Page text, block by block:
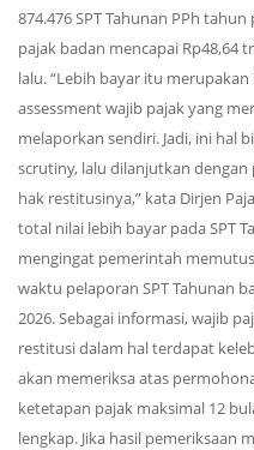
874.476 SPT Tahunan PPh
pajak badan mencapai Rp48,64
lalu. “Lebih bayar itu
assessment wajib pajak yang
melaporkan sendiri. Jadi, ini hal
scrutiny, lalu dilanjutkan
hak restitusinya,” kata Dirjen
total nilai lebih bayar pada SPT
mengingat pemerintah
waktu pelaporan SPT Tahunan
2026. Sebagai informasi, wajib
restitusi dalam hal terdapat
akan memeriksa atas
ketetapan pajak maksimal 12
lengkap. Jika hasil pemeriksaan